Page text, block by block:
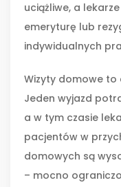
uciążliwe, a
emeryturę lub
indywidualnych
Wizyty domowe to
Jeden wyjazd
a w tym czasie
pacjentów w
domowych są
– mocno